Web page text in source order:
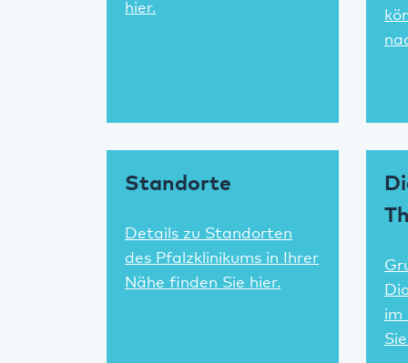
hier.
Standorte
Details zu Standorten
des Pfalzklinikums in Ihrer
Nähe finden Sie hier.
im